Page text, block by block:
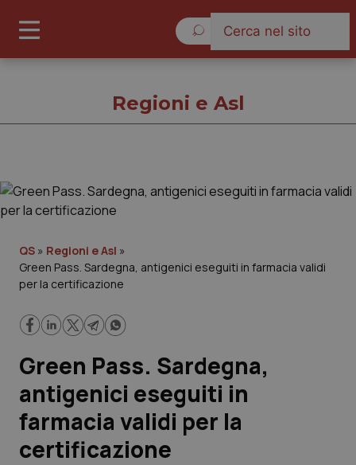
Governo e Parlamento
Regioni e Asl
Lavoro e Professioni
Scienza e Farmaci
Studi e Analisi
Regioni e Asl
QS » Regioni e Asl »
Green Pass. Sardegna, antigenici eseguiti in farmacia validi
per la certificazione
Green Pass. Sardegna,
antigenici eseguiti in
farmacia validi per la
certificazione